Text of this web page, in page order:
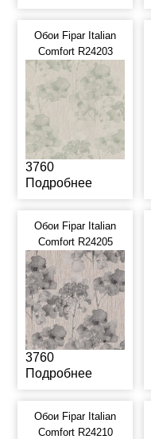
Обои Fipar Italian
Comfort R24203
3760
Подробнее
Обои Fipar Italian
Comfort R24205
3760
Подробнее
Обои Fipar Italian
Comfort R24210